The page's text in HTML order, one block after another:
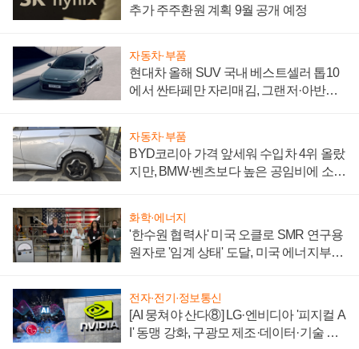
추가 주주환원 계획 9월 공개 예정
자동차·부품
현대차 올해 SUV 국내 베스트셀러 톱10
에서 싼타페만 자리매김, 그랜저·아반떼
자동차·부품
BYD코리아 가격 앞세워 수입차 4위 올랐
지만, BMW·벤츠보다 높은 공임비에 소비
화학·에너지
'한수원 협력사' 미국 오클로 SMR 연구용
원자로 '임계 상태' 도달, 미국 에너지부
전자·전기·정보통신
[AI 뭉쳐야 산다⑧] LG·엔비디아 '피지컬 A
I' 동맹 강화, 구광모 제조·데이터·기술 결